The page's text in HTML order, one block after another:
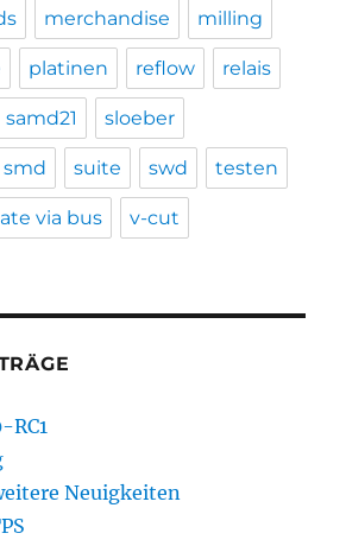
merchandise milling
platinen reflow relais
samd21 sloeber
smd suite swd testen
via bus v-cut
RC1
Neuigkeiten